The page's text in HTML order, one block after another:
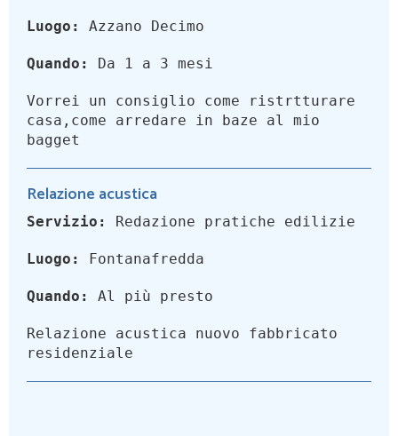
Luogo: Azzano Decimo
Quando: Da 1 a 3 mesi
Vorrei un consiglio come ristrtturare
casa,come arredare in baze al mio
bagget
Relazione acustica
Servizio: Redazione pratiche edilizie
Luogo: Fontanafredda
Quando: Al più presto
Relazione acustica nuovo fabbricato
residenziale